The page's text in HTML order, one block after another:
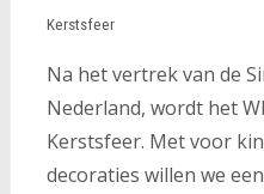
Kerstsfeer
Na het vertrek van de
Nederland, wordt het
Kerstsfeer. Met voor
decoraties willen we